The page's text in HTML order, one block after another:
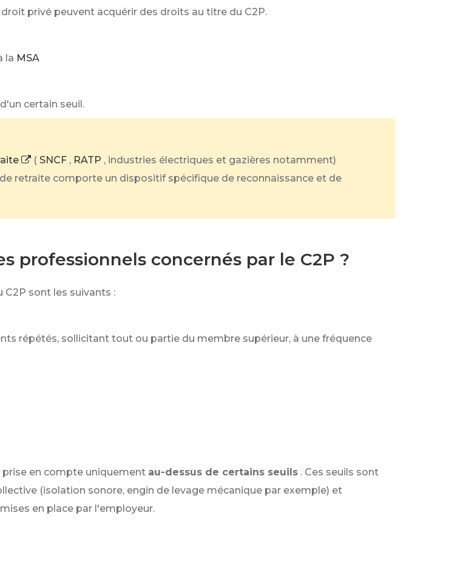
privé peuvent acquérir des droits au titre du C2P.
la MSA
certain seuil.
( SNCF , RATP , industries électriques et gazières notamment)
retraite comporte un dispositif spécifique de reconnaissance et de
professionnels concernés par le C2P ?
sont les suivants :
répétés, sollicitant tout ou partie du membre supérieur, à une fréquence
en compte uniquement au-dessus de certains seuils . Ces seuils sont
(isolation sonore, engin de levage mécanique par exemple) et
en place par l'employeur.